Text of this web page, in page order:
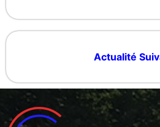
Actualité